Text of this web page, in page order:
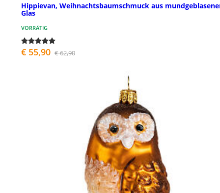
Hippievan, Weihnachtsbaumschmuck aus
Glas
VORRÄTIG
€ 55,90 € 62,90